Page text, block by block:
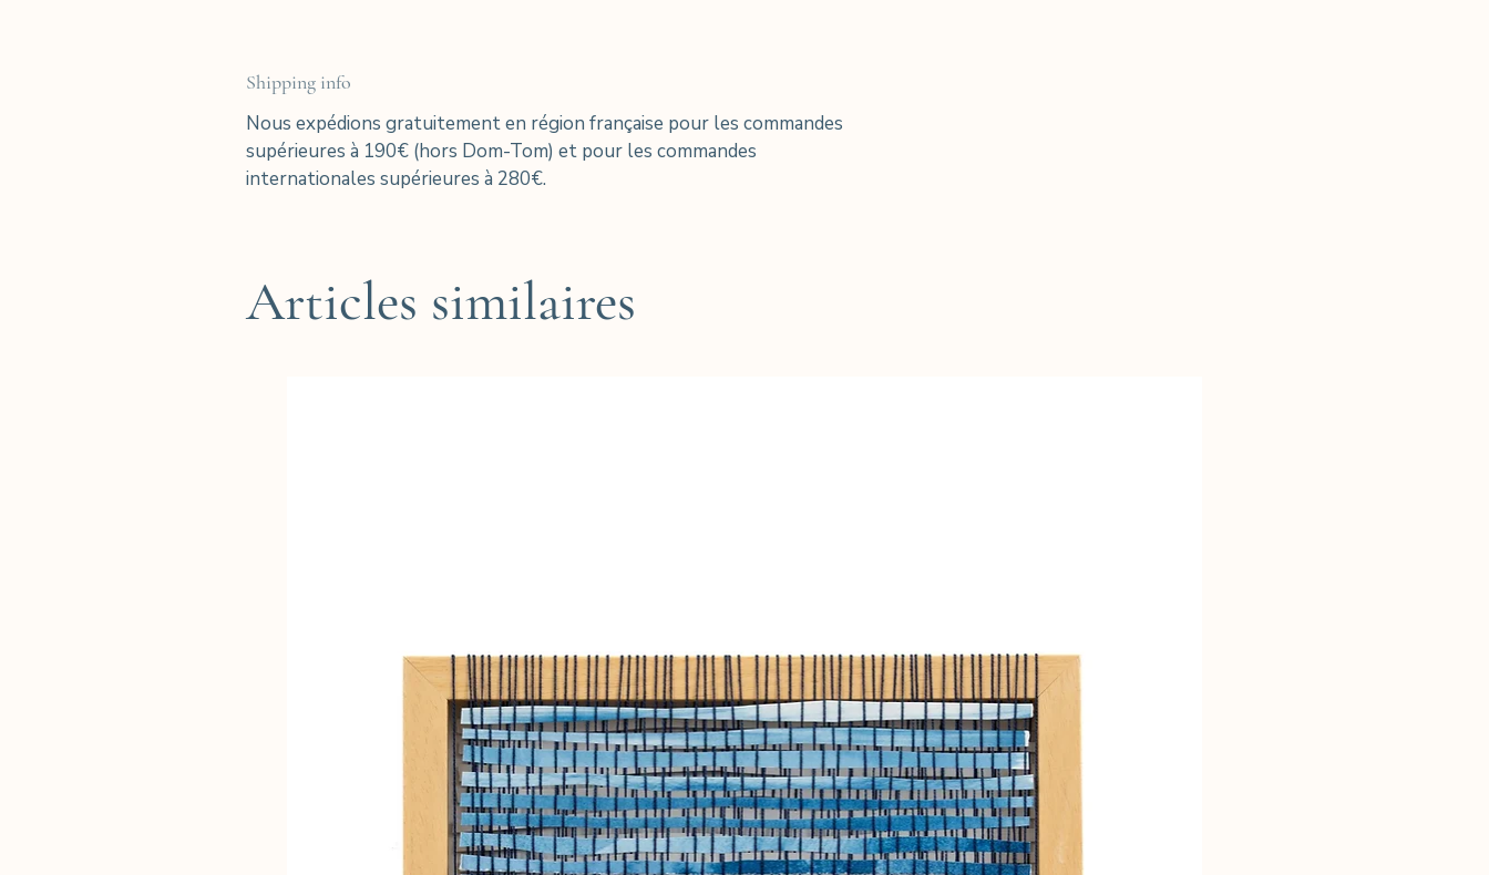
Shipping info
Nous expédions gratuitement en région française pour les commandes
supérieures à 190€ (hors Dom-Tom) et pour les commandes
internationales supérieures à 280€.
Articles similaires